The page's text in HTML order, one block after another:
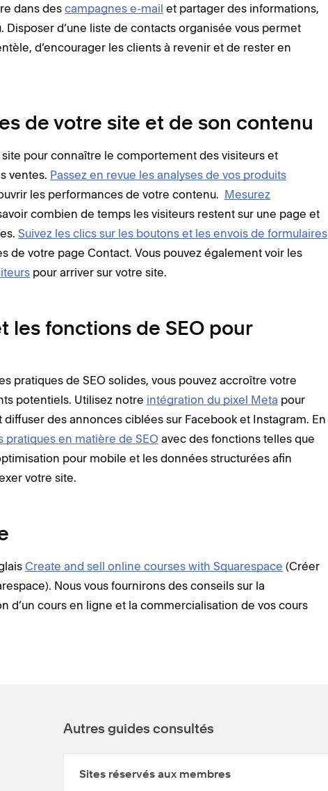
dans descampagnes e-mail et partager des informations,
d’une liste de contacts organisée vous permet
d’encourager les clients à revenir et de rester en
de votre site et de son contenu
pour connaître le comportement des visiteurs et
ventes. Passez en revue les analyses de vos produits
les performances de votre contenu. Mesurez
combien de temps les visiteurs restent sur une page et
Suivez les clics sur les boutons et les envois de formulaires
de votre page Contact. Vous pouvez également voir les
pour arriver sur votre site.
les fonctions de SEO pour
pratiques de SEO solides, vous pouvez accroître votre
potentiels. Utilisez notre intégration du pixel Meta pour
des annonces ciblées sur Facebook et Instagram. En
pratiques en matière de SEO avec des fonctions telles que
pour mobile et les données structurées afin
votre site.
Create and sell online courses with Squarespace (Créer
Nous vous fournirons des conseils sur la
d’un cours en ligne et la commercialisation de vos cours
Autres guides consultés
Sites réservés aux membres